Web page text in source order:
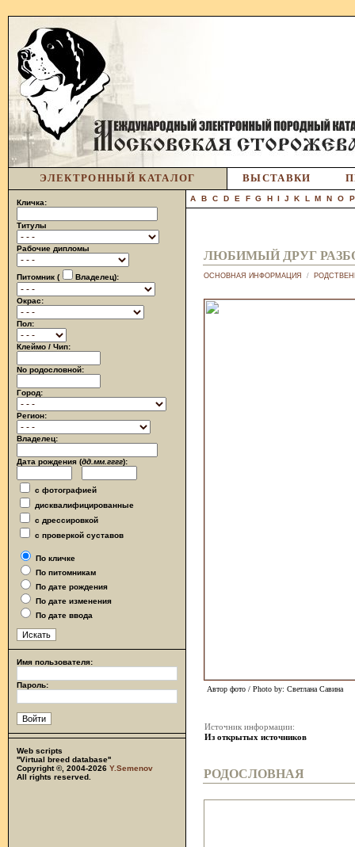
ЭЛЕКТРОННЫЙ КАТАЛОГ ВЫСТАВКИ
Кличка:
Титулы
Рабочие дипломы
Питомник ( Владелец):
Окрас:
Пол:
Клеймо / Чип:
No родословной:
Город:
Регион:
Владелец:
Дата рождения (дд.мм.гггг):
с фотографией
дисквалифицированные
с дрессировкой
с проверкой суставов
По кличке
По питомникам
По дате рождения
По дате изменения
По дате ввода
Имя пользователя:
Пароль:
Web scripts
''Virtual breed database''
Copyright ©, 2004-2026 Y.Semenov
All rights reserved.
A B C D E F G H I J K L M N O P
ЛЮБИМЫЙ ДРУГ
ОСНОВНАЯ ИНФОРМАЦИЯ /
Автор фото / Photo by: Светлана Савина
Источник информации:
Из открытых источников
РОДОСЛОВНАЯ